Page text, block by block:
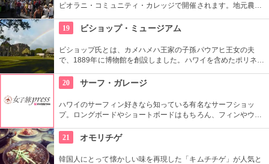
ピオラニ・コミュニティ・カレッジで開催されます。地元農家
食べたくなっちゃいそう。ロコも観光客も多く集まる人気の朝
市なので、売り切れが発生するかも。なるべく早い時間に行っ
てみよう。
19 ビショップ・ミュージアム
ビショップ氏とは、カメハメハ王家の子孫パウアヒ王女の夫
で、1889年に博物館を創設しました。ハワイを含めたポリネシ
や中の吹き抜け、インテリアも見ごたえあります。
20 サーフ・ガレージ
ハワイのサーフィン好きなら知っている有名なサーフショッ
プ。ロングボードやショートボードはもちろん、フィンやウェ
や保管も行っています。
21 オモリチゲ
韓国人にとって懐かしい味を再現した「キムチチゲ」が人気と